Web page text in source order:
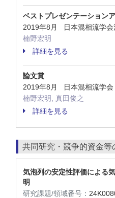
ベストプレゼンテーション
2019年8月 日本混相流学会
楠野宏明
詳細を見る
論文賞
2019年8月 日本混相流学会
楠野宏明, 真田俊之
詳細を見る
共同研究・競争的資金等
気泡列の安定性評価による
明
研究課題/領域番号：